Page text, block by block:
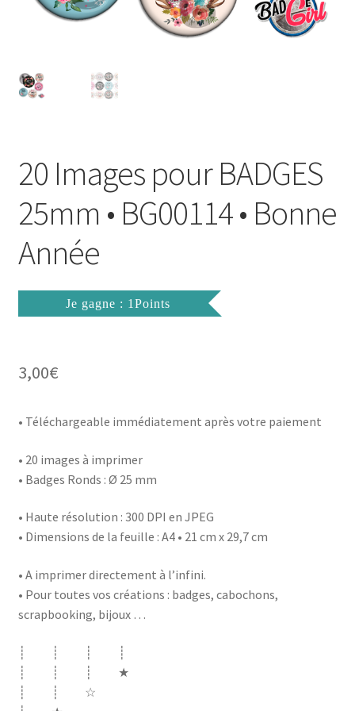
Mon compte
Politique de Confidentialité
Validation de la commande
20 Images pour BADGES
25mm • BG00114 • Bonne
Année
Je gagne : 1Points
3,00€
• Téléchargeable immédiatement après votre paiement
• 20 images à imprimer
• Badges Ronds : Ø 25 mm
• Haute résolution : 300 DPI en JPEG
• Dimensions de la feuille : A4 • 21 cm x 29,7 cm
• A imprimer directement à l’infini.
• Pour toutes vos créations : badges, cabochons,
scrapbooking, bijoux …
┊ ┊ ┊ ┊
┊ ┊ ┊ ★
┊ ┊ ☆